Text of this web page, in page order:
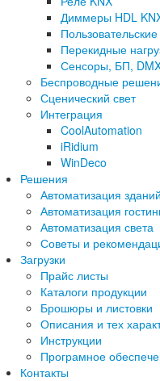
Диммеры HDL
Перекидные
Сенсоры, БП,
Беспроводные
Сценический свет
Интеграция
CoolAutomation
iRidium
WinDeco
Решения
Автоматизация зданий
Автоматизация
Автоматизация света
Советы и
Загрузки
Прайс листы
Каталоги продукции
Брошюры и листовки
Описания и тех
Инструкции
Програмное
Контакты